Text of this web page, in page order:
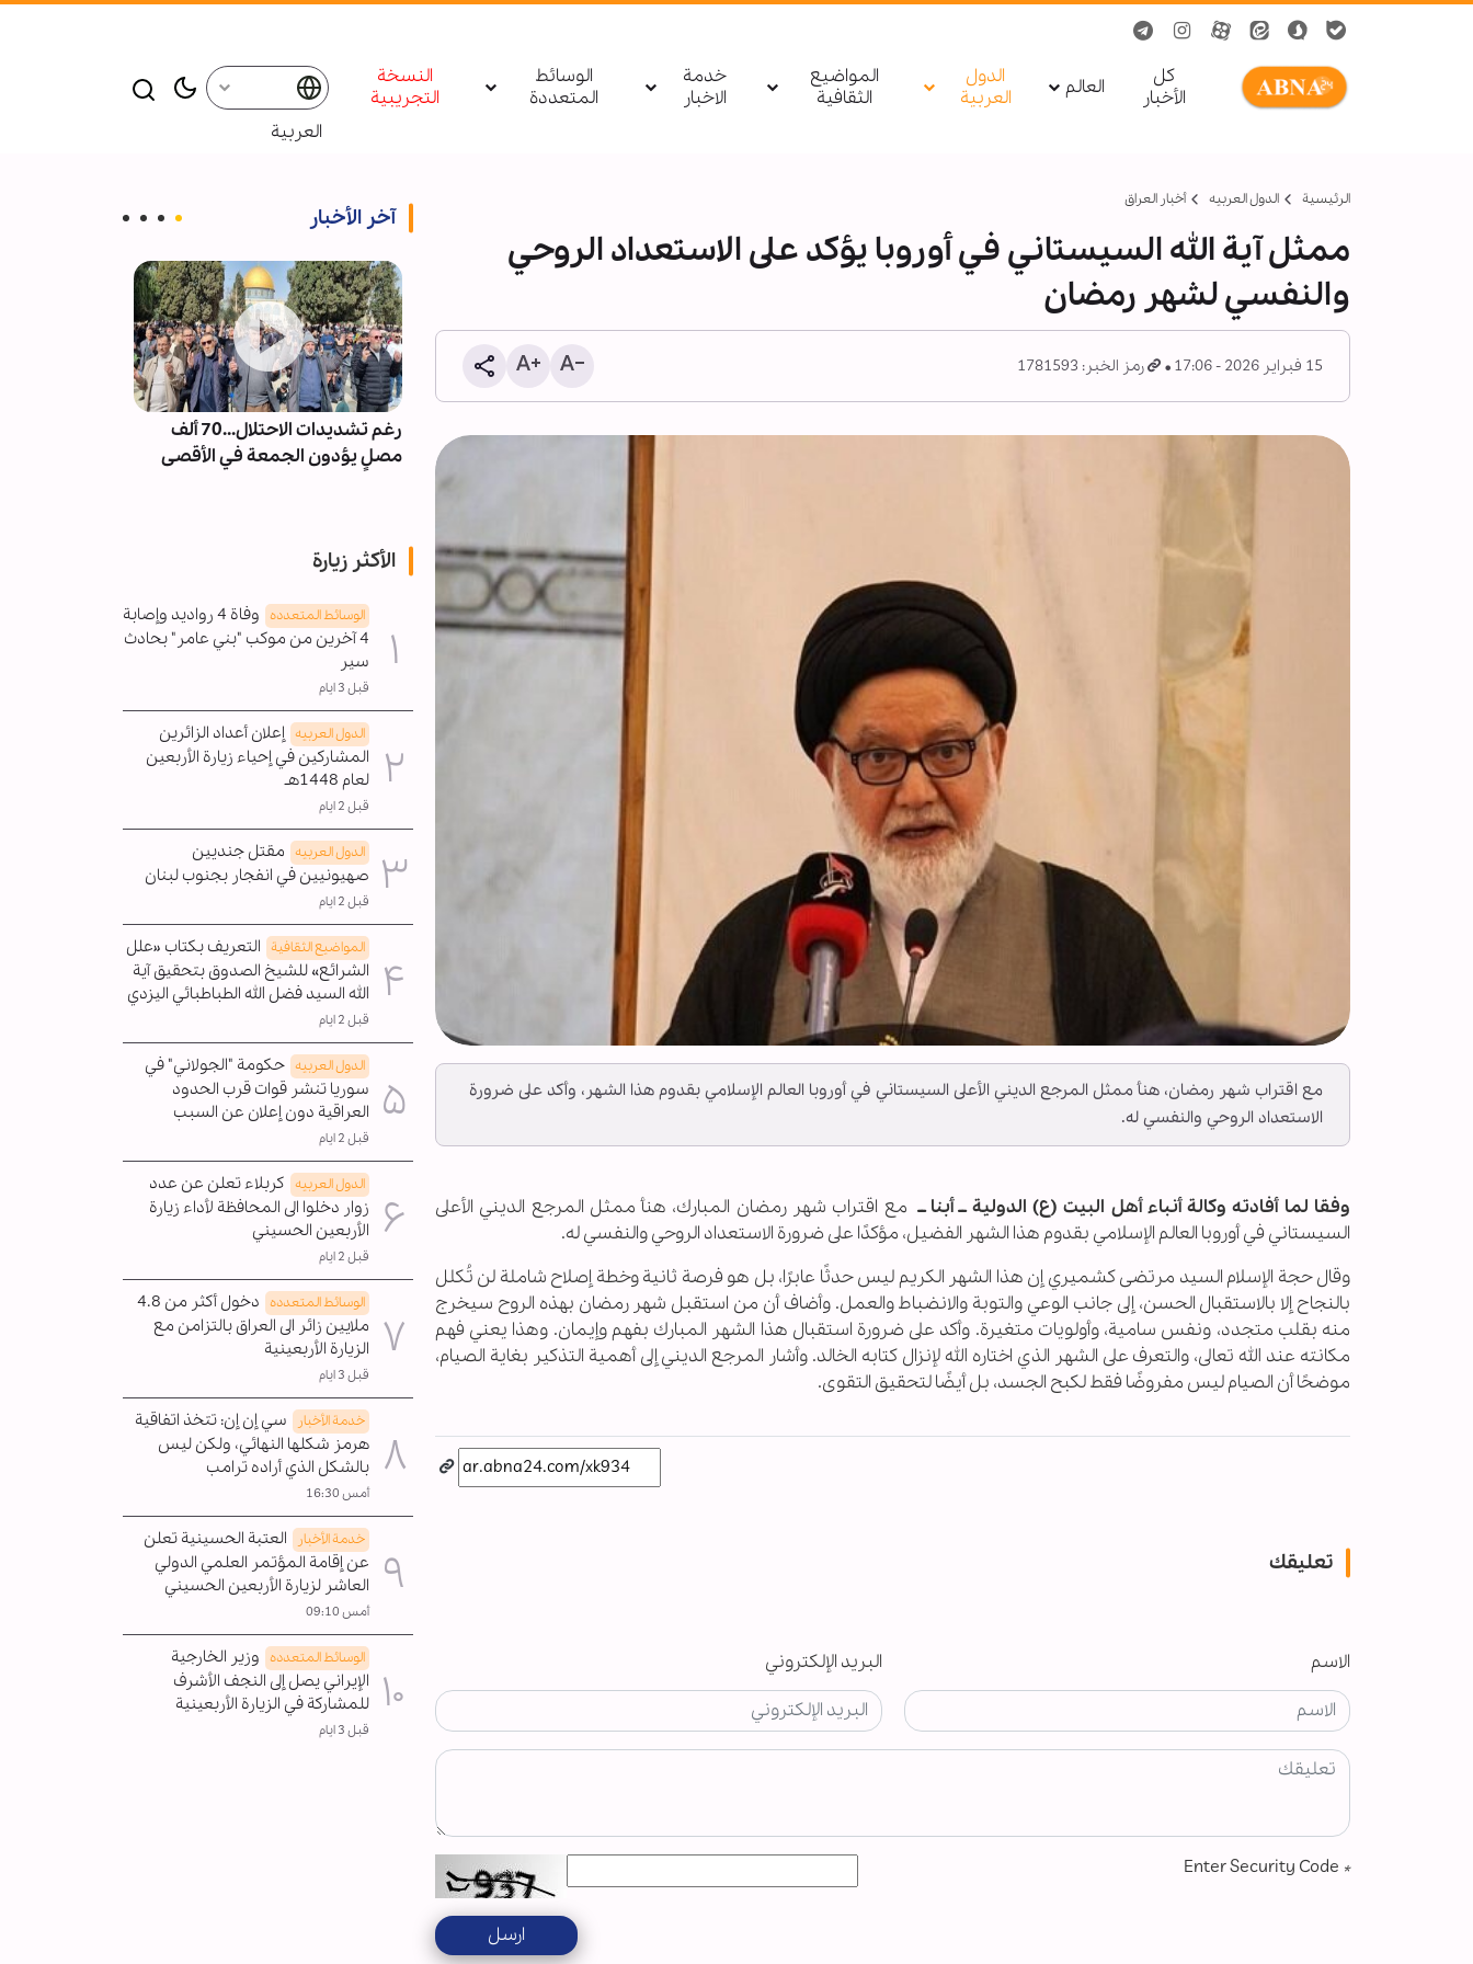
کل
الأخبار
العالم
الدول
العربیة
المواضيع
الثقافية
خدمة
الاخبار
الوسائط
المتعددة
النسخة
التجريبية
العربية
الرئيسية الدول العربیه أخبار العراق
ممثل آية الله السيستاني في أوروبا يؤكد على الاستعداد الروحي
والنفسي لشهر رمضان
15 فبراير 2026 - 17:06 رمز الخبر: 1781593
مع اقتراب شهر رمضان، هنأ ممثل المرجع الديني الأعلى السيستاني في أوروبا العالم الإسلامي بقدوم هذا الشهر، وأكد على ضرورة
الاستعداد الروحي والنفسي له.
وفقا لما أفادته وكالة أنباء أهل البيت (ع) الدولية ــ أبنا ــ مع اقتراب شهر رمضان المبارك، هنأ ممثل المرجع الديني الأعلى
السيستاني في أوروبا العالم الإسلامي بقدوم هذا الشهر الفضيل، مؤكدًا على ضرورة الاستعداد الروحي والنفسي له.
وقال حجة الإسلام السيد مرتضى كشميري إن هذا الشهر الكريم ليس حدثًا عابرًا، بل هو فرصة ثانية وخطة إصلاح شاملة لن تُكلل
بالنجاح إلا بالاستقبال الحسن، إلى جانب الوعي والتوبة والانضباط والعمل. وأضاف أن من استقبل شهر رمضان بهذه الروح سيخرج
منه بقلب متجدد، ونفس سامية، وأولويات متغيرة. وأكد على ضرورة استقبال هذا الشهر المبارك بفهم وإيمان. وهذا يعني فهم
مكانته عند الله تعالى، والتعرف على الشهر الذي اختاره الله لإنزال كتابه الخالد. وأشار المرجع الديني إلى أهمية التذكير بغاية الصيام،
موضحًا أن الصيام ليس مفروضًا فقط لكبح الجسد، بل أيضًا لتحقيق التقوى.
تعليقك
الاسم البريد الإلكتروني
*
ارسل
آخر الأخبار
مصدر يمني: أي تحرك لقوات من
السعودية باتجاه اليمن أو العكس
رغم تشديدات الاحتلال...70 ألف
مصلٍ يؤدون الجمعة في الأقصى
الأكثر زيارة
الوسائط المتعدده
وفاة 4 رواديد وإصابة
4 آخرين من موكب "بني عامر" بحادث
سير
قبل 3 ايام
الدول العربیه إعلان أعداد الزائرين
المشاركين في إحياء زيارة الأربعين
لعام 1448هـ
قبل 2 ايام
الدول العربیه مقتل جنديين
صهيونيين في انفجار بجنوب لبنان
قبل 2 ايام
المواضیع الثقافية التعريف بكتاب «علل
الشرائع» للشيخ الصدوق بتحقيق آية
الله السيد فضل الله الطباطبائي اليزدي
قبل 2 ايام
الدول العربیه حكومة "الجولاني" في
سوريا تنشر قوات قرب الحدود
العراقية دون إعلان عن السبب
قبل 2 ايام
الدول العربیه كربلاء تعلن عن عدد
زوار دخلوا الى المحافظة لأداء زيارة
الأربعين الحسيني
قبل 2 ايام
الوسائط المتعدده
دخول أكثر من 4.8
ملايين زائر الى العراق بالتزامن مع
الزيارة الأربعينية
قبل 3 ايام
خدمة الأخبار
سي إن إن: تتخذ اتفاقية
هرمز شكلها النهائي، ولكن ليس
بالشكل الذي أراده ترامب
أمس 16:30
خدمة الأخبار
العتبة الحسينية تعلن
عن إقامة المؤتمر العلمي الدولي
العاشر لزيارة الأربعين الحسيني
أمس 09:10
الوسائط المتعدده وزير الخارجية
الإيراني يصل إلى النجف الأشرف
للمشاركة في الزيارة الأربعينية
قبل 3 ايام